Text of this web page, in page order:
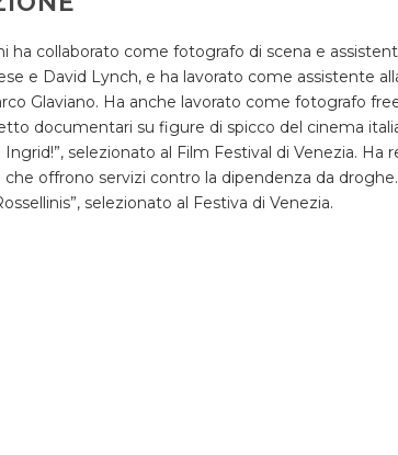
ha collaborato come fotografo di scena e
e David Lynch, e ha lavorato come assistente
Glaviano. Ha anche lavorato come fotografo
documentari su figure di spicco del cinema
Ingrid!”, selezionato al Film Festival di Venezia.
che offrono servizi contro la dipendenza da
selezionato al Festiva di Venezia.